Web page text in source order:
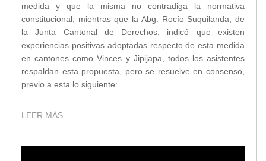
medida y que la misma no contradiga la normativa
constitucional, mientras que la Abg. Rocío Suquilanda, de
la Junta Cantonal de Derechos, indicó que existen
experiencias positivas adoptadas respecto de esta medida
en cantones como Vinces y Jipijapa, todos los asistentes
respaldan esta propuesta, pero se resuelve en consenso,
previo a esta lo siguiente:
LEER MÁS...